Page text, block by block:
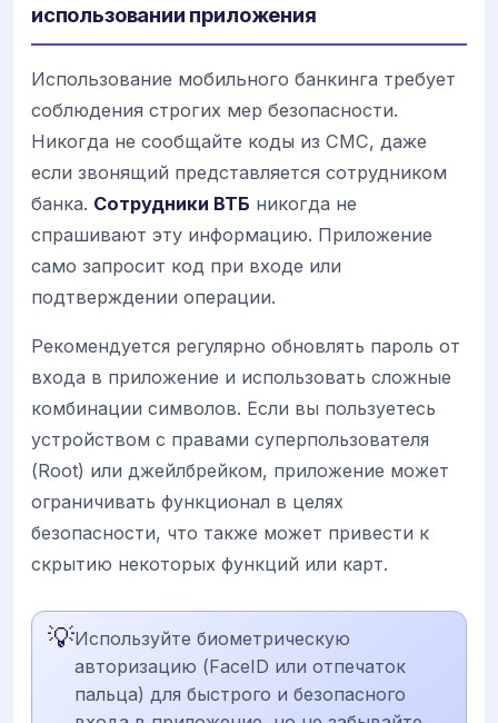
использовании приложения
Использование мобильного банкинга требует
соблюдения строгих мер безопасности.
Никогда не сообщайте коды из СМС, даже
если звонящий представляется сотрудником
банка. Сотрудники ВТБ никогда не
спрашивают эту информацию. Приложение
само запросит код при входе или
подтверждении операции.
Рекомендуется регулярно обновлять пароль от
входа в приложение и использовать сложные
комбинации символов. Если вы пользуетесь
устройством с правами суперпользователя
(Root) или джейлбрейком, приложение может
ограничивать функционал в целях
безопасности, что также может привести к
скрытию некоторых функций или карт.
💡Используйте биометрическую
авторизацию (FaceID или отпечаток
пальца) для быстрого и безопасного